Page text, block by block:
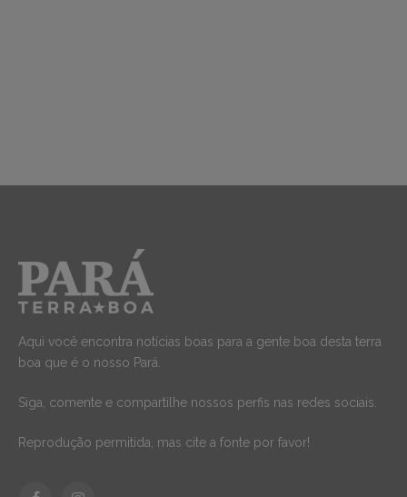
Aqui você encontra notícias boas para a gente boa desta terra
boa que é o nosso Pará.
Siga, comente e compartilhe nossos perfis nas redes sociais.
Reprodução permitida, mas cite a fonte por favor!